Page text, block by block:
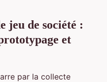
jeu de société :
et
par la collecte